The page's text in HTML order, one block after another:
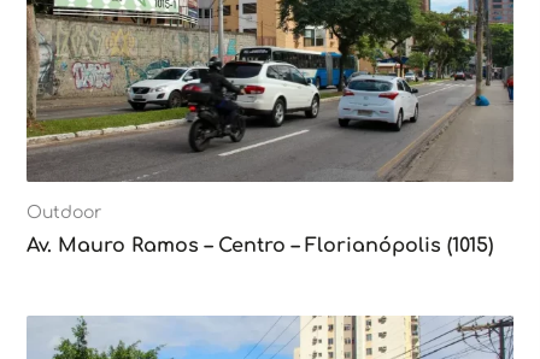
Outdoor
Av. Mauro Ramos – Centro – Florianópolis (1015)